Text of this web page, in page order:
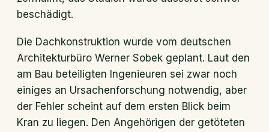
beschädigt.
Die Dachkonstruktion wurde vom deutschen
Architekturbüro Werner Sobek geplant. Laut den
am Bau beteiligten Ingenieuren sei zwar noch
einiges an Ursachenforschung notwendig, aber
der Fehler scheint auf dem ersten Blick beim
Kran zu liegen. Den Angehörigen der getöteten